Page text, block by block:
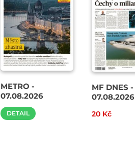
METRO -
07.08.2026
DETAIL
MF DNES -
07.08.2026
20 Kč